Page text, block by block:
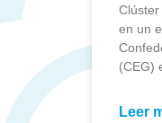
en un
(CEG)
Leer